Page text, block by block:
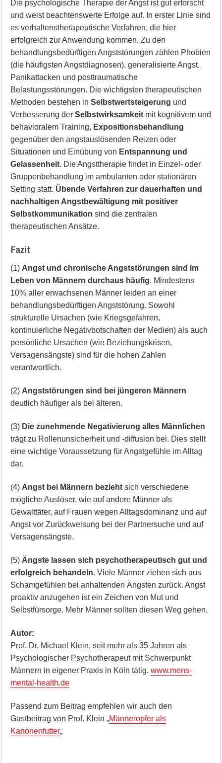
Die psychologische Therapie der Angst ist gut erforscht
und weist beachtenswerte Erfolge auf. In erster Linie sind
es verhaltenstherapeutische Verfahren, die hier
erfolgreich zur Anwendung kommen. Zu den
behandlungsbedürftigen Angststörungen zählen Phobien
(die häufigsten Angstdiagnosen), generalisierte Angst,
Panikattacken und posttraumatische
Belastungsstörungen. Die wichtigsten therapeutischen
Methoden bestehen in Selbstwertsteigerung und
Verbesserung der Selbstwirksamkeit mit kognitivem und
behavioralem Training, Expositionsbehandlung
gegenüber den angstauslösenden Reizen oder
Situationen und Einübung von Entspannung und
Gelassenheit. Die Angsttherapie findet in Einzel- oder
Gruppenbehandlung im ambulanten oder stationären
Setting statt. Übende Verfahren zur dauerhaften und
nachhaltigen Angstbewältigung mit positiver
Selbstkommunikation sind die zentralen
therapeutischen Ansätze.
Fazit
(1) Angst und chronische Angststörungen sind im
Leben von Männern durchaus häufig. Mindestens
10% aller erwachsenen Männer leiden an einer
behandlungsbedürftigen Angststörung. Sowohl
strukturelle Ursachen (wie Kriegsgefahren,
kontinuierliche Negativbotschaften der Medien) als auch
persönliche Ursachen (wie Beziehungskrisen,
Versagensängste) sind für die hohen Zahlen
verantwortlich.
(2) Angststörungen sind bei jüngeren Männern
deutlich häufiger als bei älteren.
(3) Die zunehmende Negativierung alles Männlichen
trägt zu Rollenunsicherheit und -diffusion bei. Dies stellt
eine wichtige Voraussetzung für Angstgefühle im Alltag
dar.
(4) Angst bei Männern bezieht sich verschiedene
mögliche Auslöser, wie auf andere Männer als
Gewalttäter, auf Frauen wegen Alltagsdominanz und auf
Angst vor Zurückweisung bei der Partnersuche und auf
Versagensängste.
(5) Ängste lassen sich psychotherapeutisch gut und
erfolgreich behandeln. Viele Männer ziehen sich aus
Schamgefühlen bei anhaltenden Ängsten zurück. Angst
proaktiv anzugehen ist ein Zeichen von Mut und
Selbstfürsorge. Mehr Männer sollten diesen Weg gehen.
Autor:
Prof. Dr. Michael Klein, seit mehr als 35 Jahren als
Psychologischer Psychotherapeut mit Schwerpunkt
Männern in eigener Praxis in Köln tätig. www.mens-
mental-health.de
Passend zum Beitrag empfehlen wir auch den
Gastbeitrag von Prof. Klein „Männeropfer als
Kanonenfutter„